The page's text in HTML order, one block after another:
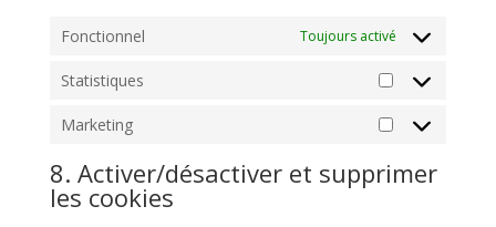
Fonctionnel Toujours activé
Statistiques
Statistiques
Marketing
Marketing
8. Activer/désactiver et supprimer
les cookies